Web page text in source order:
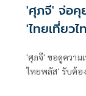
'ศุภจี' จ่อคุ
'ไทยเที่ยว
'ศุภจี' ขอดูความ
ไทยพลัส' รับต้อ